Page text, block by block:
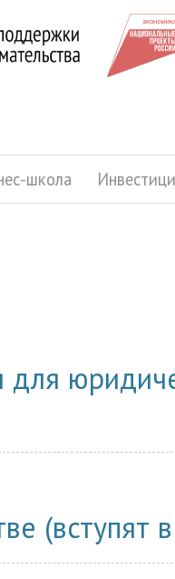
школа
(вступят